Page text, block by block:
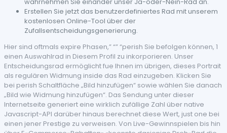
Erstellen Sie jetzt das benutzerdefiniertes Rad mit unserem
kostenlosen Online-Tool über der
Zufallsentscheidungsgenerierung.
Hier sind oftmals expire Phasen,” “” “perish Sie befolgen können, 1
einen Auswahlrad in Diesem Profil zu inkorporieren. Unser
Entscheidungsrad ermöglicht fue Ihnen im übrigen, dieses Portrait
als regulären Widmung inside das Rad einzugeben. Klicken Sie
bei perish Schaltfläche „Bild hinzufügen“ sowie wählen Sie danach
„Bild wie Widmung hinzufügen“. Das Sendung unter dieser
Internetseite generiert eine wirklich zufällige Zahl über native
Javascript-API darüber hinaus berechnet diese Wert, just one bei
einen jener Prestige zu verweisen. Von Live-Gewinnspielen bis hin